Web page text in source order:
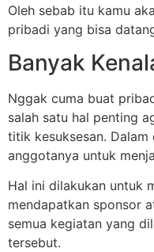
Oleh sebab itu kamu
pribadi yang bisa
Banyak
Nggak cuma buat
salah satu hal penting
titik kesuksesan.
anggotanya untuk
Hal ini dilakukan untuk
mendapatkan sponsor
semua kegiatan yang
tersebut.